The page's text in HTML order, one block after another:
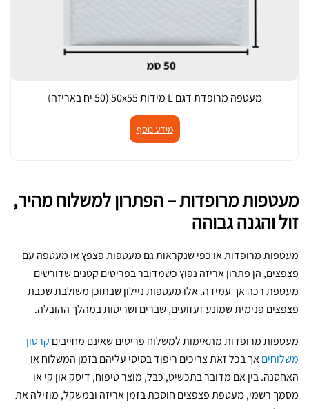
)
ד
K
4
8
3
7
(
5
מעטפה מרופדת דגם L מידות 50x55 (50 יח באריזה)
מידע נוסף
מעטפות מרופדות – הפתרון למשלוח מהיר,
זול והגנה גבוהה
מעטפות מרופדות או כפי שנקראות גם מעטפות פצפץ או מעטפה עם
פצפצים, הן פתרון אריזה נפוץ כשמדובר בפריטים קטנים שדורשים
מעטפת רכה אך עמידה. אלו מעטפות ניילון שבתוכן משולבת שכבת
פצפצים פנימית שמונע זעזועים, שברים ושריטות במהלך ההובלה.
מעטפות מרופדות מתאימות למשלוח פריטים שאינם מחייבים קרטון
משלוחיםאך בכל זאת צריכים ריפוד בסיסי עליהם בזמן המשלוח או
האחסנה. בין אם מדובר בתכשיט, כבל, מוצר טיפוח, דיסק און קי או
מסמך רשמי, מעטפת פצפצים חוסכת בזמן אריזה ובמשקל, מוזילה את